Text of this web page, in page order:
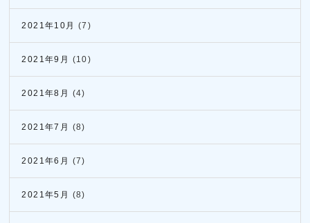
2021年10月 (7)
2021年9月 (10)
2021年8月 (4)
2021年7月 (8)
2021年6月 (7)
2021年5月 (8)